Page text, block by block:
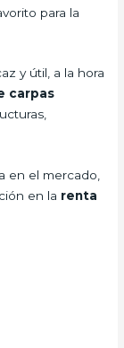
para la
y útil, a la hora
carpas
en el mercado,
en la renta